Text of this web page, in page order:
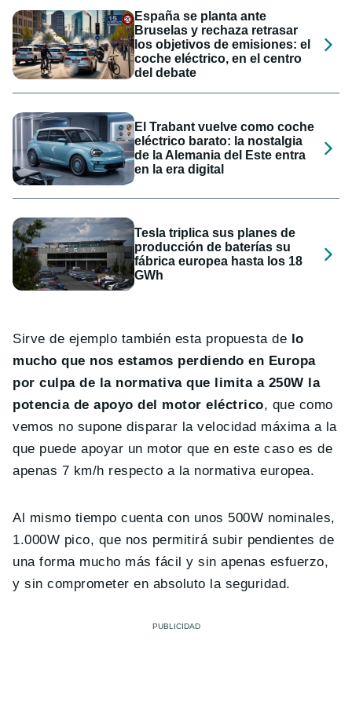
España se planta ante
Bruselas y rechaza retrasar
los objetivos de emisiones: el
coche eléctrico, en el centro
del debate
El Trabant vuelve como coche
eléctrico barato: la nostalgia
de la Alemania del Este entra
en la era digital
Tesla triplica sus planes de
producción de baterías su
fábrica europea hasta los 18
GWh
Sirve de ejemplo también esta propuesta de lo
mucho que nos estamos perdiendo en Europa
por culpa de la normativa que limita a 250W la
potencia de apoyo del motor eléctrico, que como
vemos no supone disparar la velocidad máxima a la
que puede apoyar un motor que en este caso es de
apenas 7 km/h respecto a la normativa europea.
Al mismo tiempo cuenta con unos 500W nominales,
1.000W pico, que nos permitirá subir pendientes de
una forma mucho más fácil y sin apenas esfuerzo,
y sin comprometer en absoluto la seguridad.